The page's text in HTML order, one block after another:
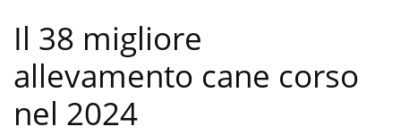
Il 38 migliore
allevamento cane corso
nel 2024